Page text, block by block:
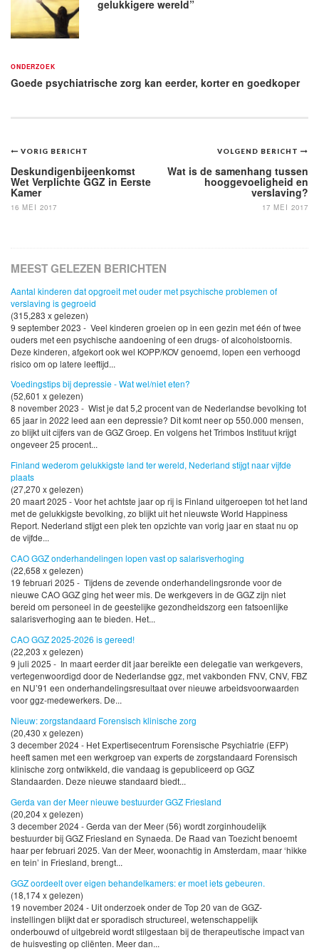
gelukkigere wereld”
ONDERZOEK
Goede psychiatrische zorg kan eerder, korter en goedkoper
Bericht
navigatie
VOLGEND BERICHT
Wat is de samenhang tussen
hooggevoeligheid en
verslaving?
17 MEI 2017
VORIG BERICHT
Deskundigenbijeenkomst
Wet Verplichte GGZ in Eerste
Kamer
16 MEI 2017
MEEST GELEZEN BERICHTEN
Aantal kinderen dat opgroeit met ouder met psychische problemen of
verslaving is gegroeid
(315,283 x gelezen)
9 september 2023 - Veel kinderen groeien op in een gezin met één of twee
ouders met een psychische aandoening of een drugs- of alcoholstoornis.
Deze kinderen, afgekort ook wel KOPP/KOV genoemd, lopen een verhoogd
risico om op latere leeftijd...
Voedingstips bij depressie - Wat wel/niet eten?
(52,601 x gelezen)
8 november 2023 - Wist je dat 5,2 procent van de Nederlandse bevolking tot
65 jaar in 2022 leed aan een depressie? Dit komt neer op 550.000 mensen,
zo blijkt uit cijfers van de GGZ Groep. En volgens het Trimbos Instituut krijgt
ongeveer 25 procent...
Finland wederom gelukkigste land ter wereld, Nederland stijgt naar vijfde
plaats
(27,270 x gelezen)
20 maart 2025 - Voor het achtste jaar op rij is Finland uitgeroepen tot het land
met de gelukkigste bevolking, zo blijkt uit het nieuwste World Happiness
Report. Nederland stijgt een plek ten opzichte van vorig jaar en staat nu op
de vijfde...
CAO GGZ onderhandelingen lopen vast op salarisverhoging
(22,658 x gelezen)
19 februari 2025 - Tijdens de zevende onderhandelingsronde voor de
nieuwe CAO GGZ ging het weer mis. De werkgevers in de GGZ zijn niet
bereid om personeel in de geestelijke gezondheidszorg een fatsoenlijke
salarisverhoging aan te bieden. Het...
CAO GGZ 2025-2026 is gereed!
(22,203 x gelezen)
9 juli 2025 - In maart eerder dit jaar bereikte een delegatie van werkgevers,
vertegenwoordigd door de Nederlandse ggz, met vakbonden FNV, CNV, FBZ
en NU’91 een onderhandelingsresultaat over nieuwe arbeidsvoorwaarden
voor ggz-medewerkers. De...
Nieuw: zorgstandaard Forensisch klinische zorg
(20,430 x gelezen)
3 december 2024 - Het Expertisecentrum Forensische Psychiatrie (EFP)
heeft samen met een werkgroep van experts de zorgstandaard Forensisch
klinische zorg ontwikkeld, die vandaag is gepubliceerd op GGZ
Standaarden. Deze nieuwe standaard biedt...
Gerda van der Meer nieuwe bestuurder GGZ Friesland
(20,204 x gelezen)
3 december 2024 - Gerda van der Meer (56) wordt zorginhoudelijk
bestuurder bij GGZ Friesland en Synaeda. De Raad van Toezicht benoemt
haar per februari 2025. Van der Meer, woonachtig in Amsterdam, maar ‘hikke
en tein’ in Friesland, brengt...
GGZ oordeelt over eigen behandelkamers: er moet iets gebeuren.
(18,174 x gelezen)
19 november 2024 - Uit onderzoek onder de Top 20 van de GGZ-
instellingen blijkt dat er sporadisch structureel, wetenschappelijk
onderbouwd of uitgebreid wordt stilgestaan bij de therapeutische impact van
de huisvesting op cliënten. Meer dan...